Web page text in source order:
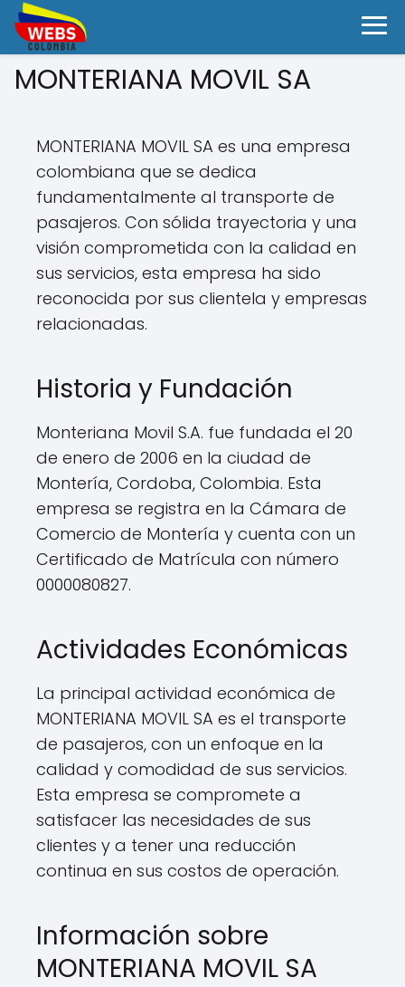
MONTERIANA MOVIL SA
MONTERIANA MOVIL SA es una empresa
colombiana que se dedica
fundamentalmente al transporte de
pasajeros. Con sólida trayectoria y una
visión comprometida con la calidad en
sus servicios, esta empresa ha sido
reconocida por sus clientela y empresas
relacionadas.
Historia y Fundación
Monteriana Movil S.A. fue fundada el 20
de enero de 2006 en la ciudad de
Montería, Cordoba, Colombia. Esta
empresa se registra en la Cámara de
Comercio de Montería y cuenta con un
Certificado de Matrícula con número
0000080827.
Actividades Económicas
La principal actividad económica de
MONTERIANA MOVIL SA es el transporte
de pasajeros, con un enfoque en la
calidad y comodidad de sus servicios.
Esta empresa se compromete a
satisfacer las necesidades de sus
clientes y a tener una reducción
continua en sus costos de operación.
Información sobre
MONTERIANA MOVIL SA